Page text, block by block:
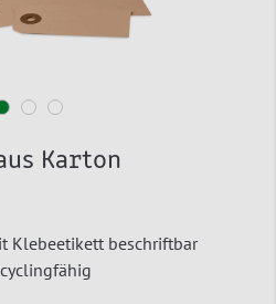
Karton
Klebeetikett beschriftbar